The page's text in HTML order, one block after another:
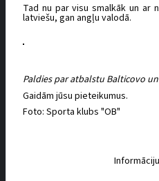
Tad nu par visu smalkāk un ar
latviešu, gan angļu valodā.
Paldies par atbalstu Balticovo un
Gaidām jūsu pieteikumus.
Foto: Sporta klubs "OB"